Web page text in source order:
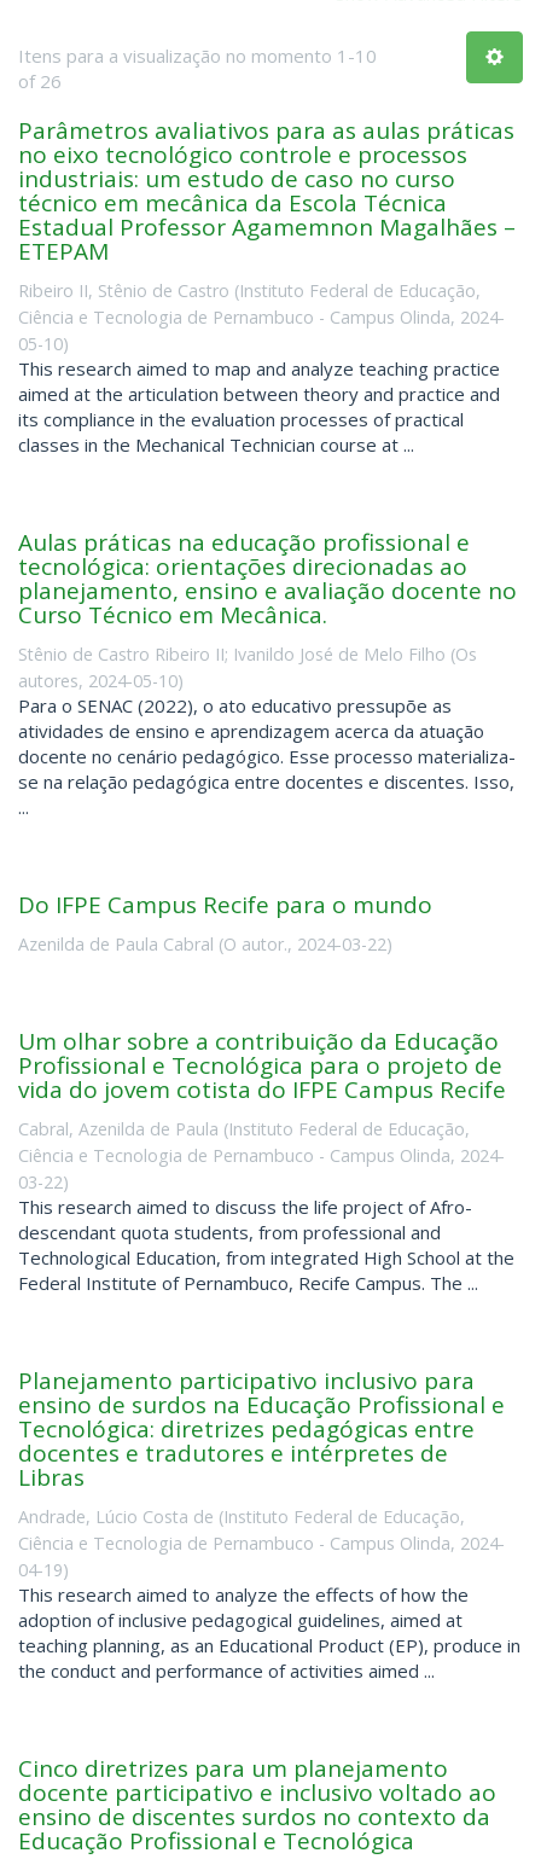
Itens para a visualização no momento 1-10
of 26
Parâmetros avaliativos para as aulas práticas
no eixo tecnológico controle e processos
industriais: um estudo de caso no curso
técnico em mecânica da Escola Técnica
Estadual Professor Agamemnon Magalhães –
ETEPAM
Ribeiro II, Stênio de Castro (Instituto Federal de Educação,
Ciência e Tecnologia de Pernambuco - Campus Olinda, 2024-
05-10)
This research aimed to map and analyze teaching practice
aimed at the articulation between theory and practice and
its compliance in the evaluation processes of practical
classes in the Mechanical Technician course at ...
Aulas práticas na educação profissional e
tecnológica: orientações direcionadas ao
planejamento, ensino e avaliação docente no
Curso Técnico em Mecânica.
Stênio de Castro Ribeiro II; Ivanildo José de Melo Filho (Os
autores, 2024-05-10)
Para o SENAC (2022), o ato educativo pressupõe as
atividades de ensino e aprendizagem acerca da atuação
docente no cenário pedagógico. Esse processo materializa-
se na relação pedagógica entre docentes e discentes. Isso,
...
Do IFPE Campus Recife para o mundo
Azenilda de Paula Cabral (O autor., 2024-03-22)
Um olhar sobre a contribuição da Educação
Profissional e Tecnológica para o projeto de
vida do jovem cotista do IFPE Campus Recife
Cabral, Azenilda de Paula (Instituto Federal de Educação,
Ciência e Tecnologia de Pernambuco - Campus Olinda, 2024-
03-22)
This research aimed to discuss the life project of Afro-
descendant quota students, from professional and
Technological Education, from integrated High School at the
Federal Institute of Pernambuco, Recife Campus. The ...
Planejamento participativo inclusivo para
ensino de surdos na Educação Profissional e
Tecnológica: diretrizes pedagógicas entre
docentes e tradutores e intérpretes de
Libras
Andrade, Lúcio Costa de (Instituto Federal de Educação,
Ciência e Tecnologia de Pernambuco - Campus Olinda, 2024-
04-19)
This research aimed to analyze the effects of how the
adoption of inclusive pedagogical guidelines, aimed at
teaching planning, as an Educational Product (EP), produce in
the conduct and performance of activities aimed ...
Cinco diretrizes para um planejamento
docente participativo e inclusivo voltado ao
ensino de discentes surdos no contexto da
Educação Profissional e Tecnológica